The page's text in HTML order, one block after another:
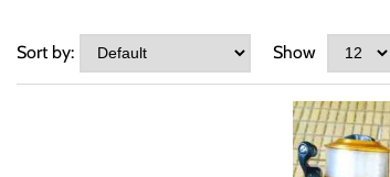
Sort by: Show